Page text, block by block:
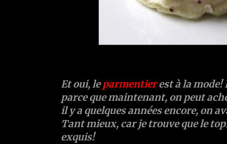
Et oui, leparmentierest à la mode!
parce que maintenant, on peut
il y a quelques années encore, on
Tant mieux, car je trouve que le
exquis!